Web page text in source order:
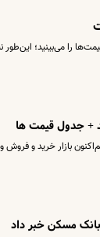
را می‌بینید؛ این‌طور
+ جدول قیمت ها
بازار خرید و فروش
مسکن خبر داد